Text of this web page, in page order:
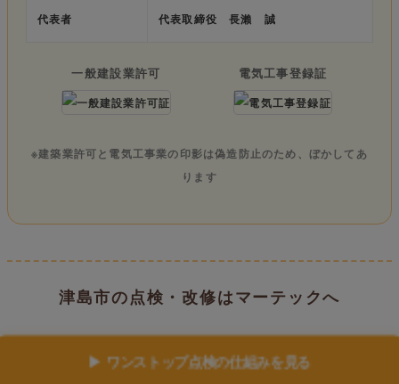
代表者 代表取締役 長瀨 誠
一般建設業許可 電気工事登録証
※建築業許可と電気工事業の印影は偽造防止のため、ぼかしてあ
ります
津島市の点検・改修はマーテックへ
▶ ワンストップ点検の仕組みを見る